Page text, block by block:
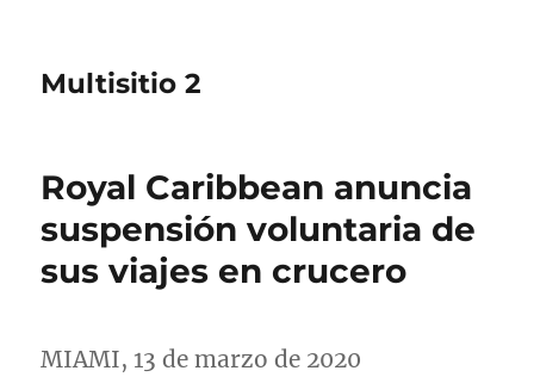
Multisitio 2
Royal Caribbean anuncia
suspensión voluntaria de
sus viajes en crucero
MIAMI, 13 de marzo de 2020